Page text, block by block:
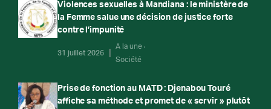
Violences sexuelles à Mandiana : le ministère de
la Femme salue une décision de justice forte
contre l’impunité
31 juillet 2026
A la une
Société
Prise de fonction au MATD : Djenabou Touré
affiche sa méthode et promet de « servir » plutôt